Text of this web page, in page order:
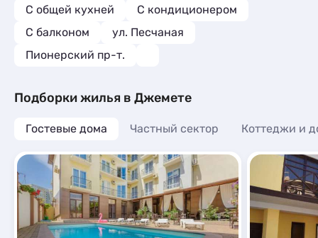
С общей кухней
С кондиционером
С балконом
ул. Песчаная
Пионерский пр-т.
Подборки жилья в Джемете
Гостевые дома Частный сектор Коттеджи и